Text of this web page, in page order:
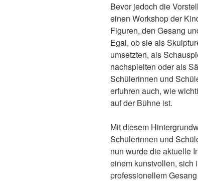
Bevor jedoch die
einen Workshop der
Figuren, den Gesang
Egal, ob sie als
umsetzten, als
nachspielten oder als
Schülerinnen und
erfuhren auch, wie
auf der Bühne ist.
Mit diesem
Schülerinnen und
nun wurde die aktuelle
einem kunstvollen, sich
professionellem